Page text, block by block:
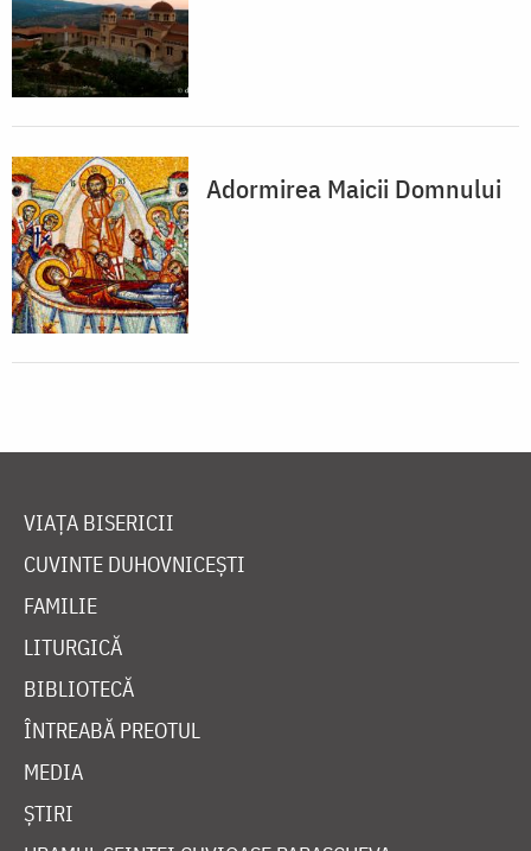
Adormirea Maicii Domnului
VIAȚA BISERICII
CUVINTE DUHOVNICEȘTI
FAMILIE
LITURGICĂ
BIBLIOTECĂ
ÎNTREABĂ PREOTUL
MEDIA
ȘTIRI